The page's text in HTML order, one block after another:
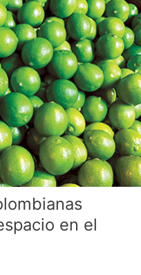
en el